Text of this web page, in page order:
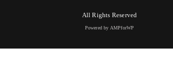
All Rights Reserved
Powered by AMPforWP